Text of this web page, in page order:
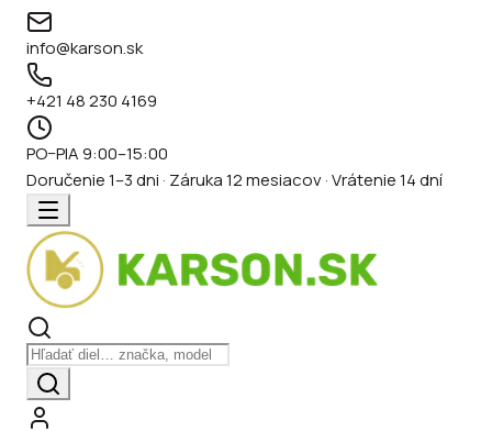
info@karson.sk
+421 48 230 4169
PO–PIA 9:00–15:00
Doručenie 1–3 dni · Záruka 12 mesiacov · Vrátenie 14 dní